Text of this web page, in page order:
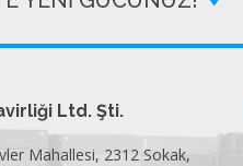
Ltd. Şti.
Mahallesi, 2312 Sokak,